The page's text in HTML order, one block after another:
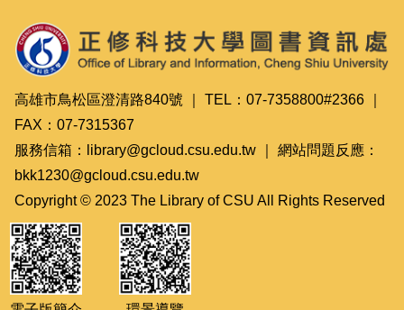
高雄市鳥松區澄清路840號 ｜ TEL：07-7358800#2366 ｜
FAX：07-7315367
服務信箱：library@gcloud.csu.edu.tw ｜ 網站問題反應：
bkk1230@gcloud.csu.edu.tw
Copyright © 2023 The Library of CSU All Rights Reserved